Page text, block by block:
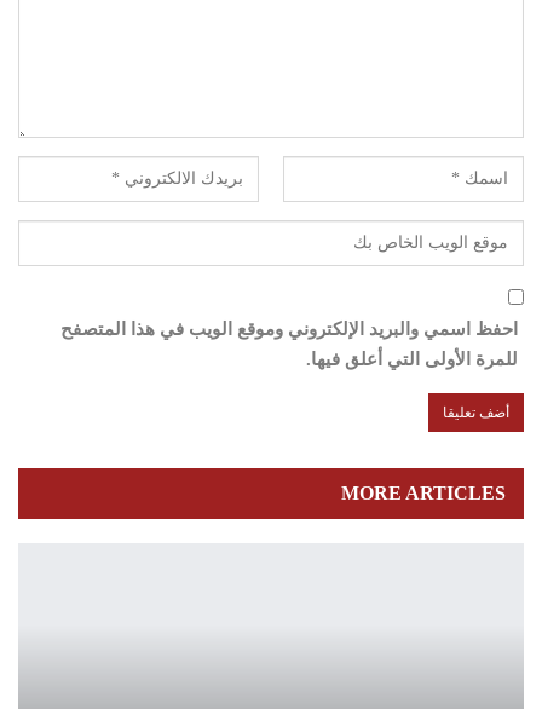
احفظ اسمي والبريد الإلكتروني وموقع الويب في هذا المتصفح
للمرة الأولى التي أعلق فيها.
MORE ARTICLES